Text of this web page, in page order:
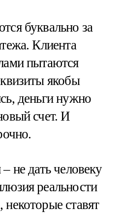
буквально за
Клиента
пытаются
якобы
деньги нужно
счет. И
не дать человеку
реальности
ставят